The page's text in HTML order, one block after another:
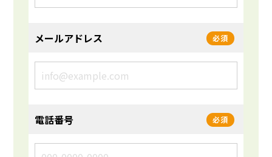
メールアドレス 必須
電話番号 必須